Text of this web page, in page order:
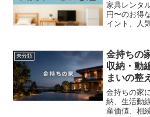
家具レンタ
円〜のお得
イント、人
未分類
金持ちの
収納・動
まいの整
金持ちの家
納、生活動
産価値、相